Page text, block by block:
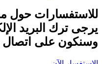
للاستفسارات حول
يرجى ترك البريد
وسنكون على اتصال خلال